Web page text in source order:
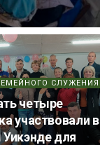
СЛУЖЕНИЯ
четыре
участвовали в
для